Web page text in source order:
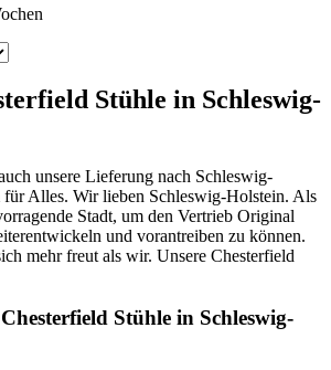
Stühle in Schleswig-
unsere Lieferung nach Schleswig-
für Alles. Wir lieben Schleswig-Holstein. Als
Stadt, um den Vertrieb Original
und vorantreiben zu können.
mehr freut als wir. Unsere Chesterfield
Stühle in Schleswig-